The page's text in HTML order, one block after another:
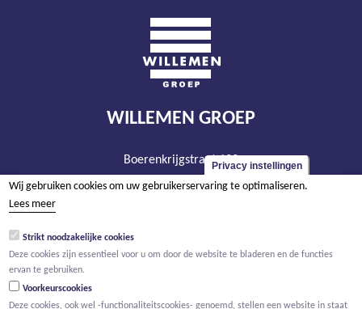
WILLEMEN GROEP
Boerenkrijgstraat 133
BE - 2800 Mechelen
BTW BE 0466.256.432
Privacy instellingen
Wij gebruiken cookies om uw gebruikerservaring te optimaliseren.
Lees meer
Strikt noodzakelijke cookies
Deze cookies zijn essentieel voor u om door de website te bladeren en de functies
ervan te gebruiken.
Voorkeurscookies
Deze cookies, ook wel -functionaliteitscookies- genoemd, stellen een website in staat